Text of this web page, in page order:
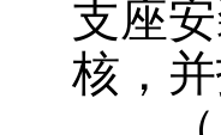
支座
核，